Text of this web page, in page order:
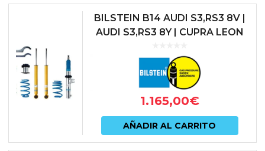
BILSTEIN B14 AUDI S3,RS3 8V |
AUDI S3,RS3 8Y | CUPRA LEON
SKODA OCTAVIA NX RS | VO...
1.165,00€
AÑADIR AL CARRITO